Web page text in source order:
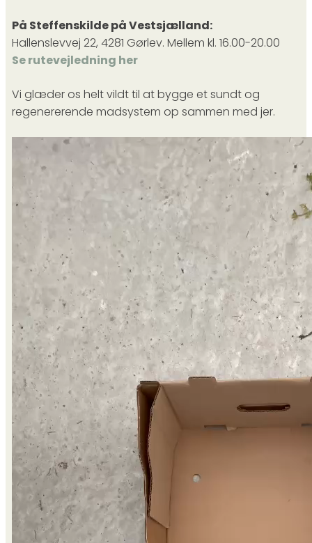
På Steffenskilde på Vestsjælland:
Hallenslevvej 22, 4281 Gørlev. Mellem kl. 16.00-20.00
Se rutevejledning her
Vi glæder os helt vildt til at bygge et sundt og
regenererende madsystem op sammen med jer.